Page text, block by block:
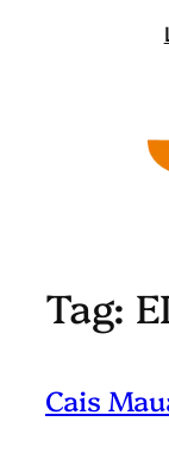
Tag:
Cais